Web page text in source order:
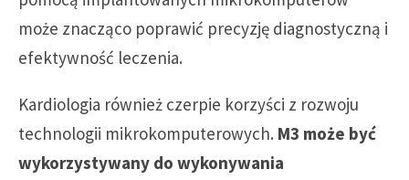
może znacząco poprawić precyzję diagnostyczną i
efektywność leczenia.
Kardiologia również czerpie korzyści z rozwoju
technologii mikrokomputerowych. M3 może być
wykorzystywany do wykonywania